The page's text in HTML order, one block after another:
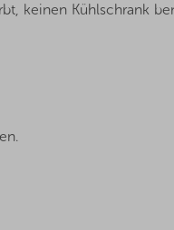
keinen Kühlschrank